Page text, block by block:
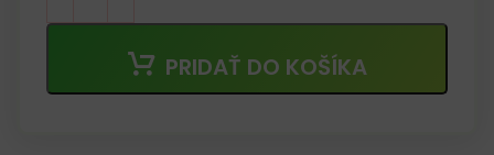
PRIDAŤ DO KOŠÍKA